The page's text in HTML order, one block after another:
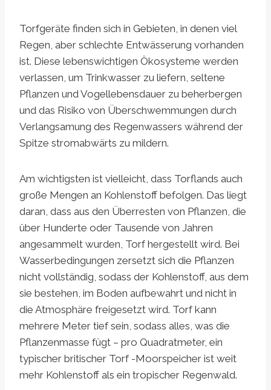
Torfgeräte finden sich in Gebieten, in denen viel
Regen, aber schlechte Entwässerung vorhanden
ist. Diese lebenswichtigen Ökosysteme werden
verlassen, um Trinkwasser zu liefern, seltene
Pflanzen und Vogellebensdauer zu beherbergen
und das Risiko von Überschwemmungen durch
Verlangsamung des Regenwassers während der
Spitze stromabwärts zu mildern.
Am wichtigsten ist vielleicht, dass Torflands auch
große Mengen an Kohlenstoff befolgen. Das liegt
daran, dass aus den Überresten von Pflanzen, die
über Hunderte oder Tausende von Jahren
angesammelt wurden, Torf hergestellt wird. Bei
Wasserbedingungen zersetzt sich die Pflanzen
nicht vollständig, sodass der Kohlenstoff, aus dem
sie bestehen, im Boden aufbewahrt und nicht in
die Atmosphäre freigesetzt wird. Torf kann
mehrere Meter tief sein, sodass alles, was die
Pflanzenmasse fügt – pro Quadratmeter, ein
typischer britischer Torf -Moorspeicher ist weit
mehr Kohlenstoff als ein tropischer Regenwald.